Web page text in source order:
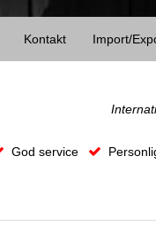
Kontakt Import/
God service